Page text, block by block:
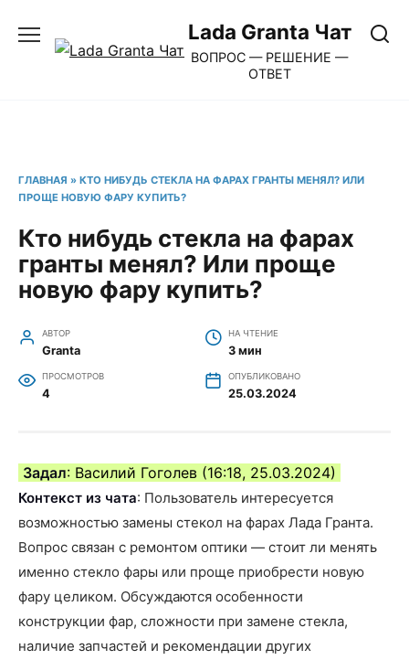
содержанию
Lada Granta Чат
ВОПРОС — РЕШЕНИЕ —
ОТВЕТ
ГЛАВНАЯ » КТО НИБУДЬ СТЕКЛА НА ФАРАХ ГРАНТЫ МЕНЯЛ? ИЛИ
ПРОЩЕ НОВУЮ ФАРУ КУПИТЬ?
Кто нибудь стекла на фарах
гранты менял? Или проще
новую фару купить?
АВТОР
Granta
НА ЧТЕНИЕ
3 мин
ПРОСМОТРОВ
4
ОПУБЛИКОВАНО
25.03.2024
Задал: Василий Гоголев (16:18, 25.03.2024)
Контекст из чата: Пользователь интересуется
возможностью замены стекол на фарах Лада Гранта.
Вопрос связан с ремонтом оптики — стоит ли менять
именно стекло фары или проще приобрести новую
фару целиком. Обсуждаются особенности
конструкции фар, сложности при замене стекла,
наличие запчастей и рекомендации других